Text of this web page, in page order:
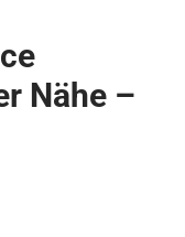
Nähe –